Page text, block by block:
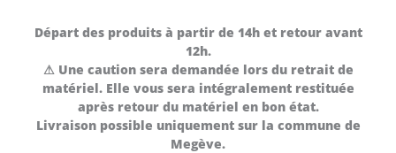
Départ des produits à partir de 14h et retour avant
12h.
⚠ Une caution sera demandée lors du retrait de
matériel. Elle vous sera intégralement restituée
après retour du matériel en bon état.
Livraison possible uniquement sur la commune de
Megève.